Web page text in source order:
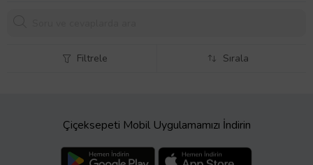
Filtrele Sırala
Çiçeksepeti Mobil Uygulamamızı İndirin